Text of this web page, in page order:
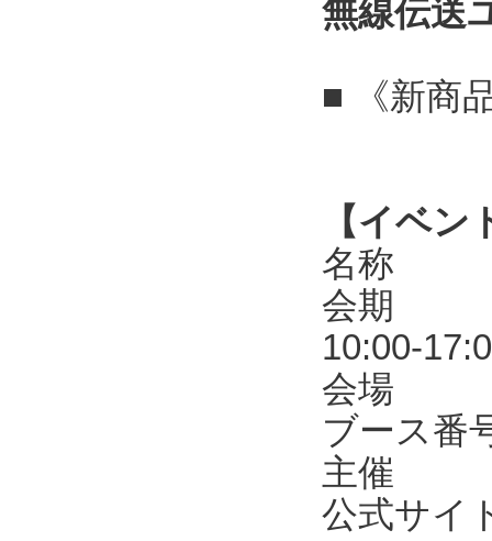
無線伝送
■ 《新商
【イベン
名称 第
会期
10:00-
会場 東
ブース番
主催
公式サ